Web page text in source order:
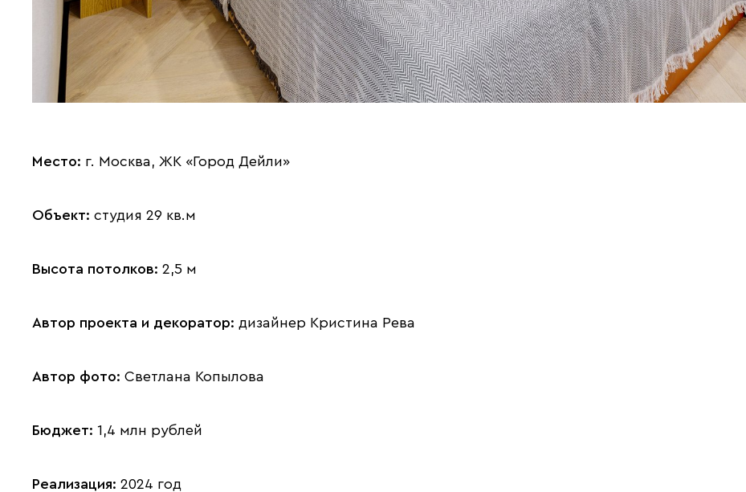
Место: г. Москва, ЖК «Город Дейли»
Объект: студия 29 кв.м
Высота потолков: 2,5 м
Автор проекта и декоратор: дизайнер Кристина Рева
Автор фото: Светлана Копылова
Бюджет: 1,4 млн рублей
Реализация: 2024 год